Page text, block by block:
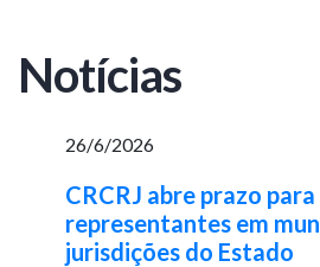
Notícias
26/6/2026
CRCRJ abre prazo
representantes em
jurisdições do Estado